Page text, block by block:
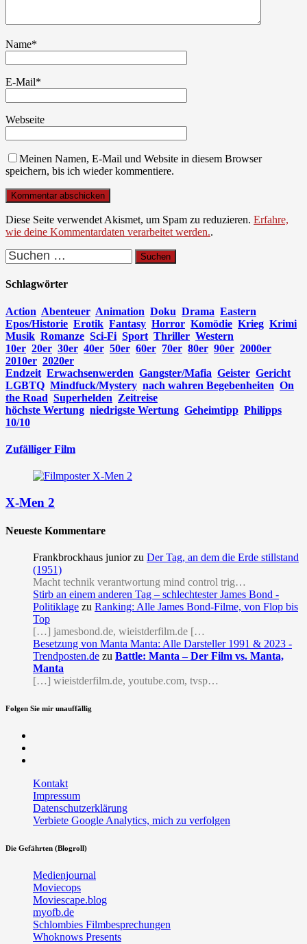
Name*
E-Mail*
Webseite
Meinen Namen, E-Mail und Website in diesem Browser
speichern, bis ich wieder kommentiere.
Diese Seite verwendet Akismet, um Spam zu reduzieren. Erfahre,
wie deine Kommentardaten verarbeitet werden..
Suchen
nach:
Schlagwörter
Action Abenteuer Animation Doku Drama Eastern
Epos/Historie Erotik Fantasy Horror Komödie Krieg Krimi
Musik Romanze Sci-Fi Sport Thriller Western
10er 20er 30er 40er 50er 60er 70er 80er 90er 2000er
2010er 2020er
Endzeit Erwachsenwerden Gangster/Mafia Geister Gericht
LGBTQ Mindfuck/Mystery nach wahren Begebenheiten On
the Road Superhelden Zeitreise
höchste Wertung niedrigste Wertung Geheimtipp Philipps
10/10
Zufälliger Film
X-Men 2
Neueste Kommentare
Frankbrockhaus junior zu Der Tag, an dem die Erde stillstand
(1951)
Macht technik verantwortung mind control trig…
Stirb an einem anderen Tag – schlechtester James Bond -
Politiklage zu Ranking: Alle James Bond-Filme, von Flop bis
Top
[…] jamesbond.de, wieistderfilm.de […
Besetzung von Manta Manta: Alle Darsteller 1991 & 2023 -
Trendposten.de zu Battle: Manta – Der Film vs. Manta,
Manta
[…] wieistderfilm.de, youtube.com, tvsp…
Folgen Sie mir unauffällig
Kontakt
Impressum
Datenschutzerklärung
Verbiete Google Analytics, mich zu verfolgen
Die Gefährten (Blogroll)
Medienjournal
Moviecops
Moviescape.blog
myofb.de
Schlombies Filmbesprechungen
Whoknows Presents